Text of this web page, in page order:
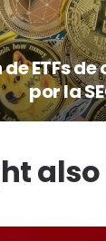
de ETFs
por la